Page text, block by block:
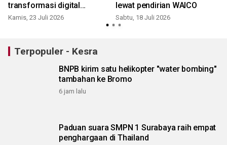
transformasi digital
perlinsos
Kamis, 23 Juli 2026
lewat pendirian WAICO
Sabtu, 18 Juli 2026
Terpopuler - Kesra
BNPB kirim satu helikopter "water bombing"
tambahan ke Bromo
6 jam lalu
Paduan suara SMPN 1 Surabaya raih empat
penghargaan di Thailand